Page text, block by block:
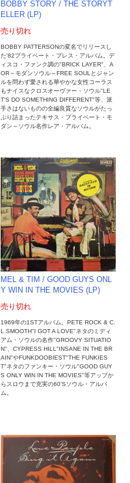
BOBBY STORY / THE STORYT
ELLER (LP)
売り切れ
BOBBY PATTERSONの変名でリリースし
た'82プライベート・プレス・アルバム。デ
ィスコ・ファンク調の"BRICK LAYER"、A
OR～モダンソウル～FREE SOULとジャン
ルを問わず愛される華やかな女性コーラス
もナイスなクロスオーヴァー・ソウル"LE
T'S DO SOMETHING DIFFERENT"等、派
手さはないものの全編良質なソウルがたっ
ぷり詰まったテキサス・プライベート・モ
ダン～ソウル名作レア・アルバム。
MEL & TIM ‎/ GOOD GUYS ONL
Y WIN IN THE MOVIES (LP)
売り切れ
1969年の1STアルバム。PETE ROCK & C.
L.SMOOTH"I GOT A LOVE"ネタのミディ
アム・ソウルの名作"GROOVY SITUATIO
N"、CYPRESS HILL"INSANE IN THE BR
AIN"やFUNKDOOBIEST"THE FUNKIES
T"ネタのファンキー・ソウル"GOOD GUY
S ONLY WIN IN THE MOVIES"等アップか
らスロウまで充実の60'Sソウル・アルバ
ム。